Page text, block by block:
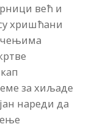
већ и
хришћани
за хиљаде
нареди да